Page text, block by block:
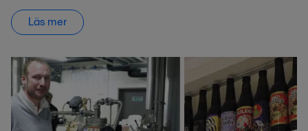
Läs mer